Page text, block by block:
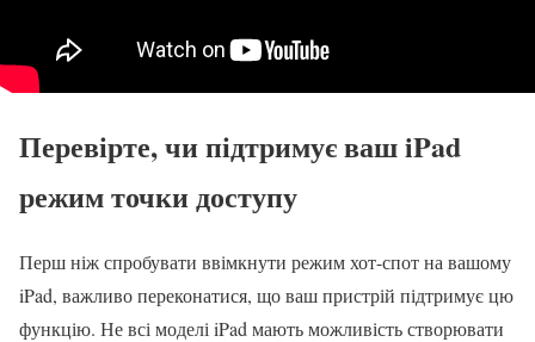
Перевірте, чи підтримує ваш iPad
режим точки доступу
Перш ніж спробувати ввімкнути режим хот-спот на вашому
iPad, важливо переконатися, що ваш пристрій підтримує цю
функцію. Не всі моделі iPad мають можливість створювати